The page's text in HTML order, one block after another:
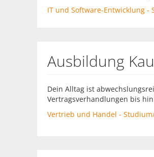
IT und Software-Entwicklung
Ausbildung
Dein Alltag ist
Vertragsverhandlungen bis
Vertrieb und Handel -